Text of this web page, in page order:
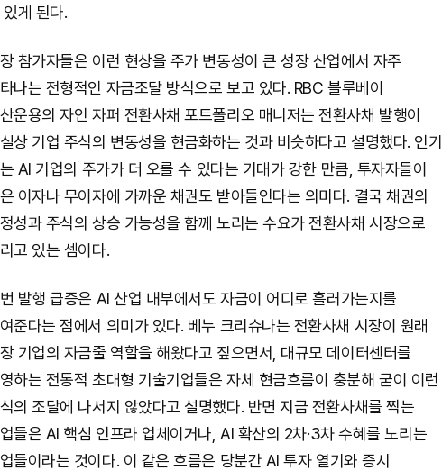
있게 된다.
참가자들은 이런 현상을 주가 변동성이 큰 성장 산업에서 자주
나는 전형적인 자금조달 방식으로 보고 있다. RBC 블루베이
운용의 자인 자퍼 전환사채 포트폴리오 매니저는 전환사채 발행이
상 기업 주식의 변동성을 현금화하는 것과 비슷하다고 설명했다. 인기
AI 기업의 주가가 더 오를 수 있다는 기대가 강한 만큼, 투자자들이
이자나 무이자에 가까운 채권도 받아들인다는 의미다. 결국 채권의
성과 주식의 상승 가능성을 함께 노리는 수요가 전환사채 시장으로
고 있는 셈이다.
발행 급증은 AI 산업 내부에서도 자금이 어디로 흘러가는지를
준다는 점에서 의미가 있다. 베누 크리슈나는 전환사채 시장이 원래
기업의 자금줄 역할을 해왔다고 짚으면서, 대규모 데이터센터를
하는 전통적 초대형 기술기업들은 자체 현금흐름이 충분해 굳이 이런
의 조달에 나서지 않았다고 설명했다. 반면 지금 전환사채를 찍는
들은 AI 핵심 인프라 업체이거나, AI 확산의 2차·3차 수혜를 노리는
들이라는 것이다. 이 같은 흐름은 당분간 AI 투자 열기와 증시